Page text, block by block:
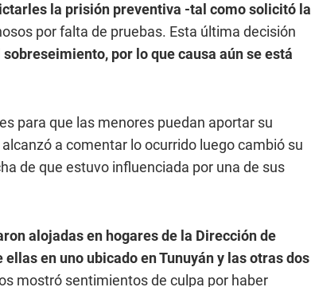
la prisión preventiva -tal como solicitó la
por falta de pruebas. Esta última decisión
sobreseimiento, por lo que causa aún se está
para que las menores puedan aportar su
a comentar lo ocurrido luego cambió su
de que estuvo influenciada por una de sus
alojadas en hogares de la Dirección de
en uno ubicado en Tunuyán y las otras dos
mostró sentimientos de culpa por haber